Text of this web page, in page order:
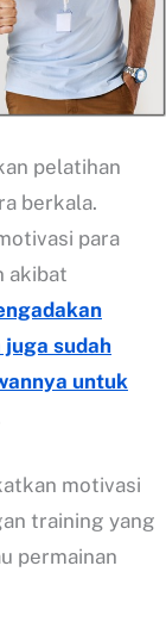
pelatihan
berkala.
para
akibat
sudah
untuk
motivasi
training yang
permainan